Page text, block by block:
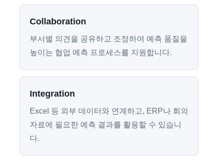
Collaboration
부서별 의견을 공유하고 조정하여 예측 품질을
높이는 협업 예측 프로세스를 지원합니다.
Integration
Excel 등 외부 데이터와 연계하고, ERP나 회의
자료에 필요한 예측 결과를 활용할 수 있습니
다.